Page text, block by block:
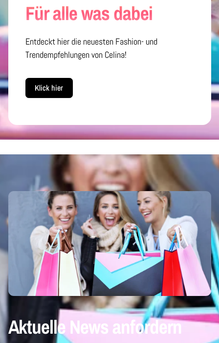
Für alle was dabei
Entdeckt hier die neuesten Fashion- und
Trendempfehlungen von Celina!
Klick hier
Aktuelle News anfordern